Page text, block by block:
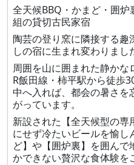
全天候BBQ・かまど・囲
組の貸切古民家宿
陶芸の登り窯に隣接する
しの宿に生まれ変わりまし
周囲を山に囲まれた静かな
R飯田線・柿平駅から徒歩
中へ入れば、都会の暑さ
がっています。
新設された【全天候型の
にせず冷たいビールを愉し
ど】や【囲炉裏】を囲ん
かできない贅沢な食体験を